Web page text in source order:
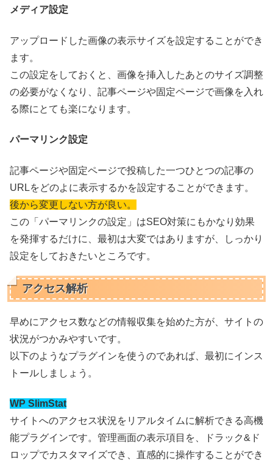
メディア設定
アップロードした画像の表示サイズを設定することができ
ます。
この設定をしておくと、画像を挿入したあとのサイズ調整
の必要がなくなり、記事ページや固定ページで画像を入れ
る際にとても楽になります。
パーマリンク設定
記事ページや固定ページで投稿した一つひとつの記事の
URLをどのよに表示するかを設定することができます。
後から変更しない方が良い。
この「パーマリンクの設定」はSEO対策にもかなり効果
を発揮するだけに、最初は大変ではありますが、しっかり
設定をしておきたいところです。
アクセス解析
早めにアクセス数などの情報収集を始めた方が、サイトの
状況がつかみやすいです。
以下のようなプラグインを使うのであれば、最初にインス
トールしましょう。
WP SlimStat
サイトへのアクセス状況をリアルタイムに解析できる高機
能プラグインです。管理画面の表示項目を、ドラック&ド
ロップでカスタマイズでき、直感的に操作することができ